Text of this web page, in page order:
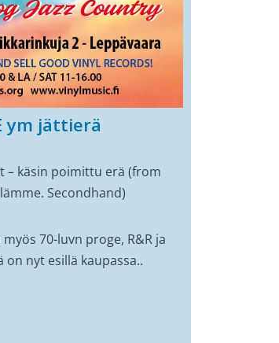
ym jättierä
– käsin poimittu erä (from
Secondhand)
70-luvn proge, R&R ja
on nyt esillä kaupassa..